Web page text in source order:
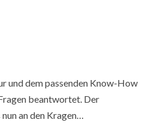
und dem passenden Know-How
beantwortet. Der
an den Kragen…